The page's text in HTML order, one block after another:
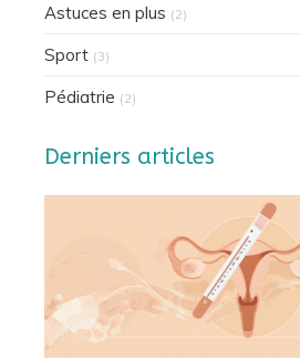
Astuces en plus (2)
Sport (3)
Pédiatrie (2)
Derniers articles